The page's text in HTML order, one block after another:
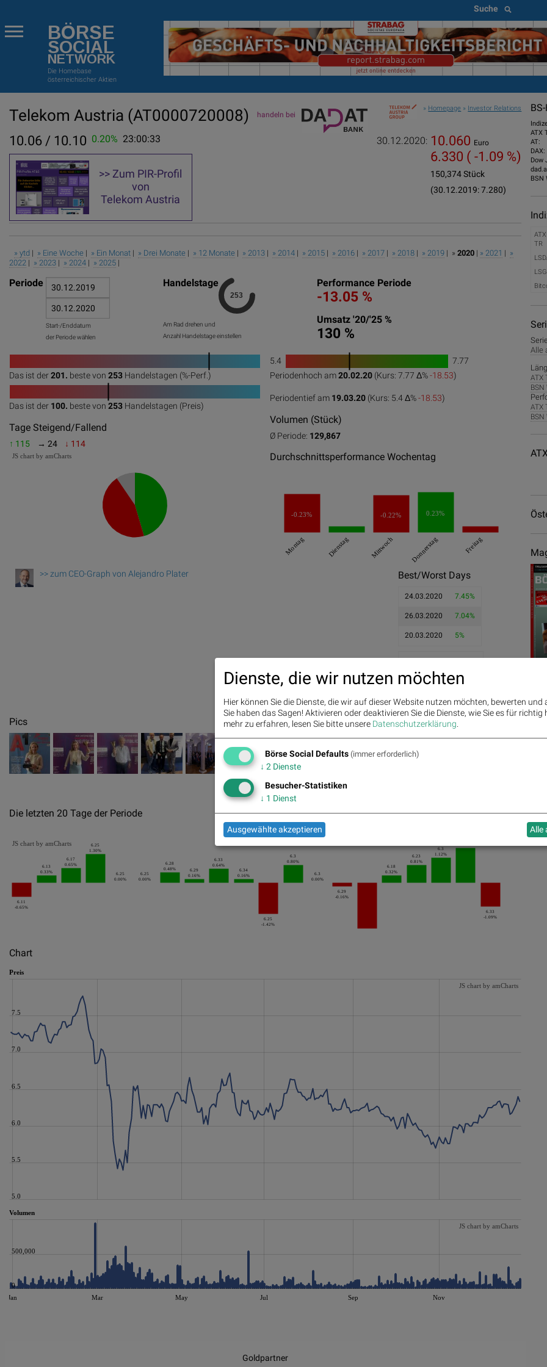
Suche
BÖRSE
SOCIAL
NETWORK
Die Homebase
österreichischer Aktien
Telekom Austria (AT0000720008) handeln bei
» Homepage » Investor Relations
30.12.2020: 10.060 Euro
6.330 ( -1.09 %)
150,374 Stück
(30.12.2019: 7.280)
10.06 / 10.10 0.20% 23:00:33
>> Zum PIR-Profil
von
Telekom Austria
» ytd | » Eine Woche | » Ein Monat | » Drei Monate | » 12 Monate | » 2013 | » 2014 | » 2015 | » 2016 | » 2017 | » 2018 | » 2019 | » 2020 | » 2021 | »
2022 | » 2023 | » 2024 | » 2025 |
Periode
Start-/Enddatum
der Periode wählen
Handelstage
Am Rad drehen und
Anzahl Handelstage einstellen
Performance Periode
-13.05 %
Umsatz '20/'25 %
130 %
40 80
Das ist der201. beste von 253 Handelstagen (%-Perf.)
Das ist der 100. beste von 253 Handelstagen (Preis)
Tage Steigend/Fallend
↑ 115 → 24 ↓ 114
JS chart by amCharts
5.4
1
100
7.77
Periodenhoch am20.02.20 (Kurs: 7.77 Δ%-18.53)
Periodentief am 19.03.20 (Kurs: 5.4 Δ%-18.53)
Volumen (Stück)
Ø Periode: 129,867
Durchschnittsperformance Wochentag
-0.23% -0.22% 0.23%
Montag Dienstag Mittwoch Donnerstag Freitag
>> zum CEO-Graph von Alejandro Plater Best/Worst Days
24.03.2020 7.45%
26.03.2020 7.04%
20.03.2020 5%
12.03.2020 -8.37%
09.03.2020 -5.48%
28.02.2020 -4.33%
Pics
Die letzten 20 Tage der Periode
6.11
-0.65%
6.13
0.33%
6.17
0.65%
6.25
1.30%
6.25
0.00%
6.25
0.00%
6.28
0.48%
6.29
0.16%
6.33
0.64%
6.34
0.16%
6.25
-1.42%
6.3
0.80%
6.3
0.00%
6.29
-0.16%
6.18
0.32%
6.23
0.81%
6.3
1.12%
6.33
-1.09%
JS chart by amCharts
Chart
Preis
5.0
5.5
6.0
6.5
7.0
7.5
JS chart by amCharts
Volumen
Jan Mar May Jul Sep Nov
0
500,000
JS chart by amCharts
Goldpartner
ATX
AT:
DAX:
Dow
BSN
ATX
TR
Alle
ATX
ATX
Dienste, die wir nutzen möchten
Hier können Sie die Dienste, die wir auf dieser Website nutzen möchten, bewerten und
Sie haben das Sagen! Aktivieren oder deaktivieren Sie die Dienste, wie Sie es für richtig
mehr zu erfahren, lesen Sie bitte unsere Datenschutzerklärung
Börse Social Defaults (immer erforderlich)
↓ 2 Dienste
Besucher-Statistiken
↓ 1 Dienst
Ausgewählte akzeptieren Alle